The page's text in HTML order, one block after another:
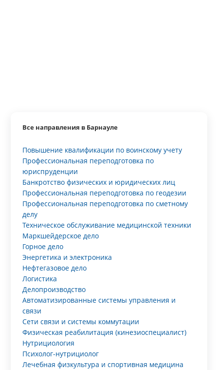
Все направления в Барнауле
Повышение квалификации по воинскому учету
Профессиональная переподготовка по
юриспруденции
Банкротство физических и юридических лиц
Профессиональная переподготовка по геодезии
Профессиональная переподготовка по сметному
делу
Техническое обслуживание медицинской техники
Маркшейдерское дело
Горное дело
Энергетика и электроника
Нефтегазовое дело
Логистика
Делопроизводство
Автоматизированные системы управления и
связи
Сети связи и системы коммутации
Физическая реабилитация (кинезиоспециалист)
Нутрициология
Психолог-нутрициолог
Лечебная физкультура и спортивная медицина